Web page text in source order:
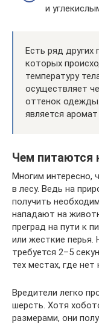
и
Есть ряд других
которых
температуру
осуществляет
оттенок
является
Чем питаются
Многим интересно,
в лесу. Ведь на
получить
нападают на
преград на пути к
или жесткие перья.
требуется 2–5
тех местах, где нет
Вредители легко
шерсть. Хотя
размерами, они